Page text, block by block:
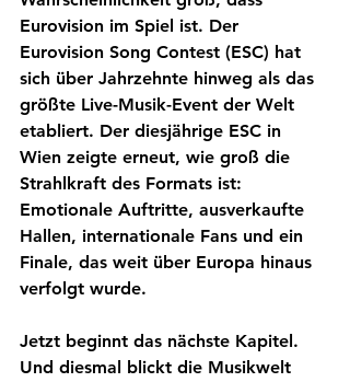
Eurovision im Spiel ist. Der
Eurovision Song Contest (ESC) hat
sich über Jahrzehnte hinweg als das
größte Live-Musik-Event der Welt
etabliert. Der diesjährige ESC in
Wien zeigte erneut, wie groß die
Strahlkraft des Formats ist:
Emotionale Auftritte, ausverkaufte
Hallen, internationale Fans und ein
Finale, das weit über Europa hinaus
verfolgt wurde.
Jetzt beginnt das nächste Kapitel.
Und diesmal blickt die Musikwelt